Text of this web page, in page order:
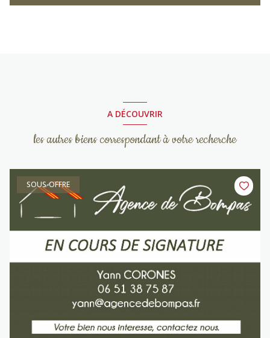
A DÉCOUVRIR
les autres biens correspondant à votre recherche
SOUS-OFFRE